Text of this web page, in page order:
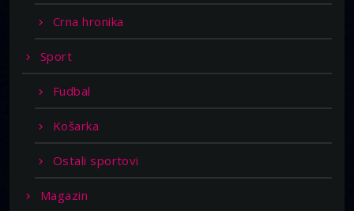
Crna hronika
Sport
Fudbal
Košarka
Ostali sportovi
Magazin